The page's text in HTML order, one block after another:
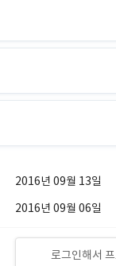
2016년 09월 13일
2016년 09월 06일
로그인해서